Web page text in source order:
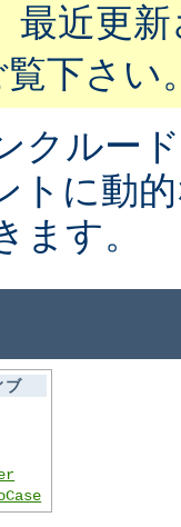
最近更
下さい
クルー
トに動
ます。
ブ